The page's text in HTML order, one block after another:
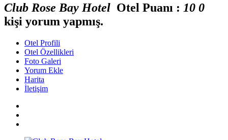
Club Rose Bay Hotel Otel Puanı : 10 0
kişi yorum yapmış.
Otel Profili
Otel Özellikleri
Foto Galeri
Yorum Ekle
Harita
İletişim